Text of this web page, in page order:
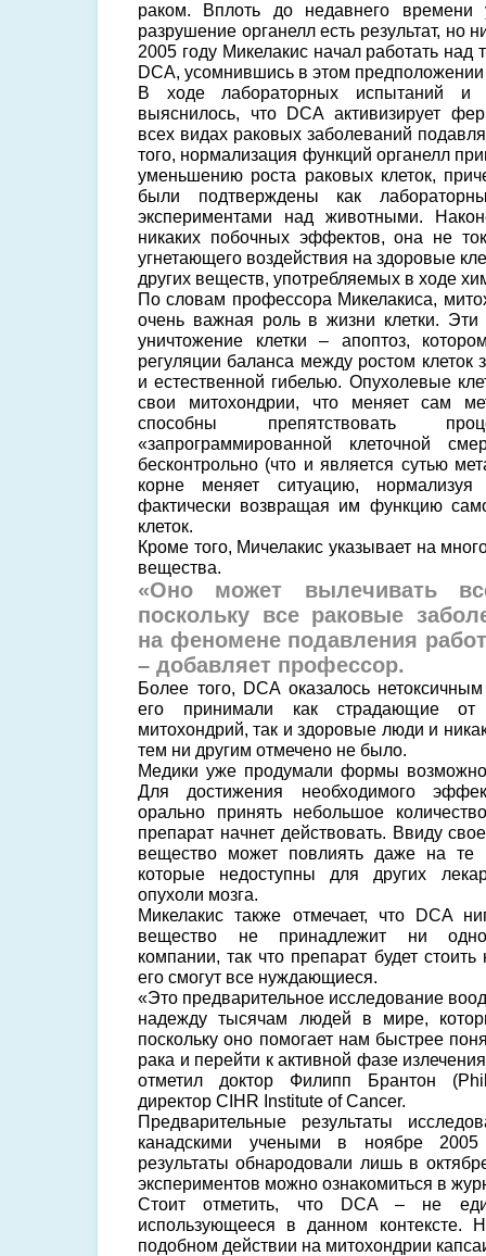
раком. Вплоть до недавнего времени
разрушение органелл есть результат, но
2005 году Микелакис начал работать над
DCA, усомнившись в этом
В ходе лабораторных испытаний и
выяснилось, что DCA активизирует
всех видах раковых заболеваний
того, нормализация функций органелл
уменьшению роста раковых клеток,
были подтверждены как
экспериментами над животными.
никаких побочных эффектов, она не
угнетающего воздействия на здоровые
других веществ, употребляемых в ходе
По словам профессора Микелакиса,
очень важная роль в жизни клетки. Эти
уничтожение клетки – апоптоз,
регуляции баланса между ростом клеток
и естественной гибелью. Опухолевые
свои митохондрии, что меняет сам
способны препятствовать
«запрограммированной клеточной
бесконтрольно (что и является сутью
корне меняет ситуацию, нормализуя
фактически возвращая им функцию
клеток.
Кроме того, Мичелакис указывает на
вещества.
«Оно может вылечивать
поскольку все раковые
на феномене подавления
– добавляет профессор.
Более того, DCA оказалось
его принимали как страдающие от
митохондрий, так и здоровые люди и
тем ни другим отмечено не было.
Медики уже продумали формы
Для достижения необходимого
орально принять небольшое
препарат начнет действовать. Ввиду
вещество может повлиять даже на те
которые недоступны для других
опухоли мозга.
Микелакис также отмечает, что DCA
вещество не принадлежит ни
компании, так что препарат будет
его смогут все нуждающиеся.
«Это предварительное исследование
надежду тысячам людей в мире,
поскольку оно помогает нам быстрее
рака и перейти к активной фазе
отметил доктор Филипп Брантон
директор CIHR Institute of Cancer.
Предварительные результаты
канадскими учеными в ноябре 2005
результаты обнародовали лишь в
экспериментов можно ознакомиться в
Стоит отметить, что DCA – не
использующееся в данном контексте.
подобном действии на митохондрии